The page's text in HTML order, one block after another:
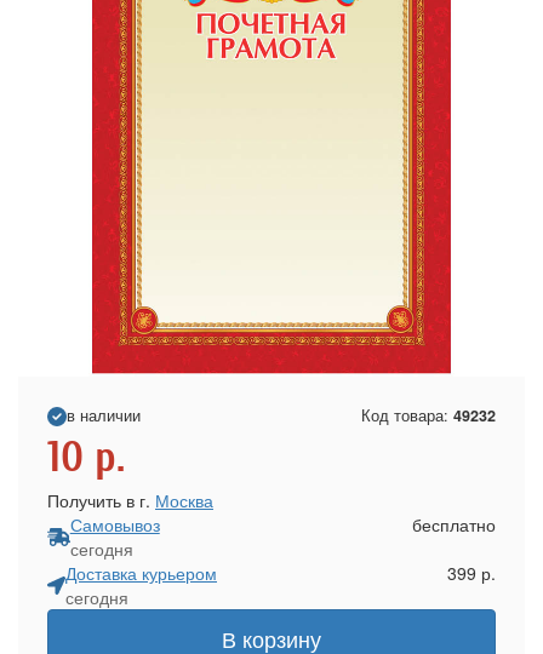
в наличии Код товара: 49232
10 р.
Получить в г. Москва
Самовывоз
сегодня
бесплатно
Доставка курьером
сегодня
399 р.
В корзину